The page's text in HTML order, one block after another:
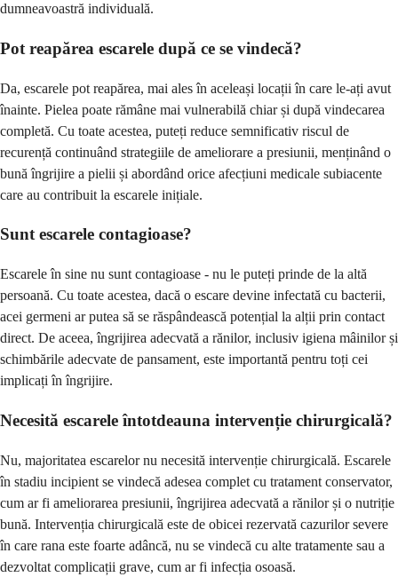
dumneavoastră individuală.
Pot reapărea escarele după ce se vindecă?
Da, escarele pot reapărea, mai ales în aceleași locații în care le-ați avut
înainte. Pielea poate rămâne mai vulnerabilă chiar și după vindecarea
completă. Cu toate acestea, puteți reduce semnificativ riscul de
recurență continuând strategiile de ameliorare a presiunii, menținând o
bună îngrijire a pielii și abordând orice afecțiuni medicale subiacente
care au contribuit la escarele inițiale.
Sunt escarele contagioase?
Escarele în sine nu sunt contagioase - nu le puteți prinde de la altă
persoană. Cu toate acestea, dacă o escare devine infectată cu bacterii,
acei germeni ar putea să se răspândească potențial la alții prin contact
direct. De aceea, îngrijirea adecvată a rănilor, inclusiv igiena mâinilor și
schimbările adecvate de pansament, este importantă pentru toți cei
implicați în îngrijire.
Necesită escarele întotdeauna intervenție chirurgicală?
Nu, majoritatea escarelor nu necesită intervenție chirurgicală. Escarele
în stadiu incipient se vindecă adesea complet cu tratament conservator,
cum ar fi ameliorarea presiunii, îngrijirea adecvată a rănilor și o nutriție
bună. Intervenția chirurgicală este de obicei rezervată cazurilor severe
în care rana este foarte adâncă, nu se vindecă cu alte tratamente sau a
dezvoltat complicații grave, cum ar fi infecția osoasă.